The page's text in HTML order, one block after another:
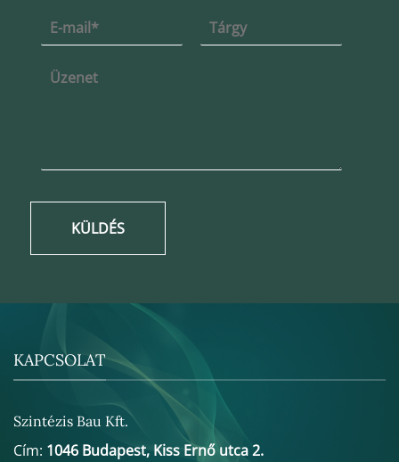
KÜLDÉS
KAPCSOLAT
Szintézis Bau Kft.
Cím: 1046 Budapest, Kiss Ernő utca 2.